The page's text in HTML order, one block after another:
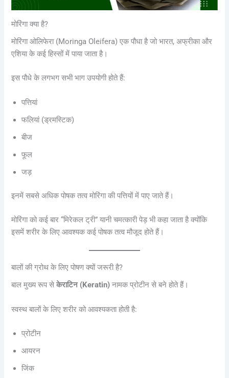
मोरिंगा क्या है?
मोरिंगा ओलिफेरा (Moringa Oleifera) एक पौधा है जो भारत, अफ्रीका और
एशिया के कई हिस्सों में पाया जाता है।
इस पौधे के लगभग सभी भाग उपयोगी होते हैं:
पत्तियां
फलियां (ड्रमस्टिक)
बीज
फूल
जड़
इनमें सबसे अधिक पोषक तत्व मोरिंगा की पत्तियों में पाए जाते हैं।
मोरिंगा को कई बार “मिरेकल ट्री” यानी चमत्कारी पेड़ भी कहा जाता है क्योंकि
इसमें शरीर के लिए आवश्यक कई पोषक तत्व मौजूद होते हैं।
बालों की ग्रोथ के लिए पोषण क्यों जरूरी है?
बाल मुख्य रूप सेकेराटिन (Keratin) नामक प्रोटीन से बने होते हैं।
स्वस्थ बालों के लिए शरीर को आवश्यकता होती है:
प्रोटीन
आयरन
जिंक